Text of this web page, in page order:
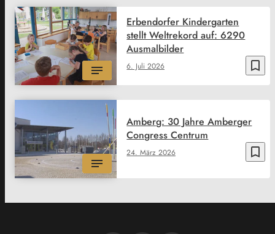
bookmark_border
6. Juli 2026
Erbendorfer Kindergarten
stellt Weltrekord auf: 6290
Ausmalbilder
bookmark_border
24. März 2026
Amberg: 30 Jahre Amberger
Congress Centrum